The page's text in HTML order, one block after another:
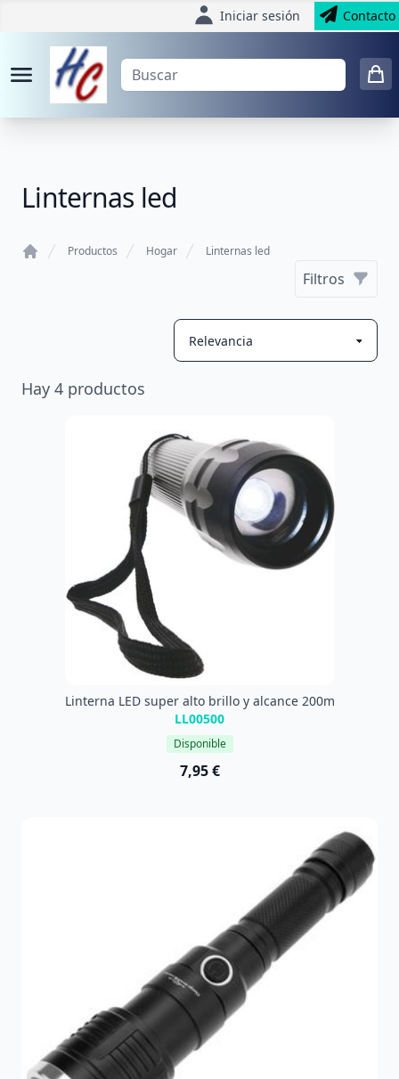
Iniciar sesión Contacto
Linternas led
Productos Hogar Linternas led
Filtros
Hay 4 productos
Linterna LED super alto brillo y alcance 200m
LL00500
Disponible
7,95 €